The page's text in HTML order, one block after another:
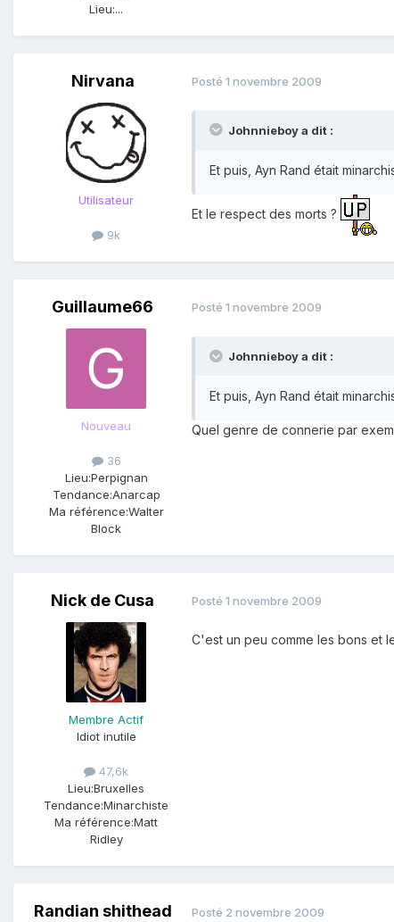
Lieu:...
Nirvana
Utilisateur
9k
Posté 1 novembre 2009
Johnnieboy a dit :
Et puis, Ayn Rand était
Et le respect des morts ?
Guillaume66
Nouveau
36
Lieu:Perpignan
Tendance:Anarcap
Ma référence:Walter
Block
Posté 1 novembre 2009
Johnnieboy a dit :
Et puis, Ayn Rand était
Quel genre de connerie par
Nick de Cusa
Membre Actif
Idiot inutile
47,6k
Lieu:Bruxelles
Tendance:Minarchiste
Ma référence:Matt
Ridley
Posté 1 novembre 2009
C'est un peu comme les bons et
Randian shithead Posté 2 novembre 2009